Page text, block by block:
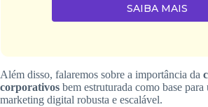
SAIBA MAIS
Além disso, falaremos sobre a importância da
corporativos bem estruturada como base para
marketing digital robusta e escalável.